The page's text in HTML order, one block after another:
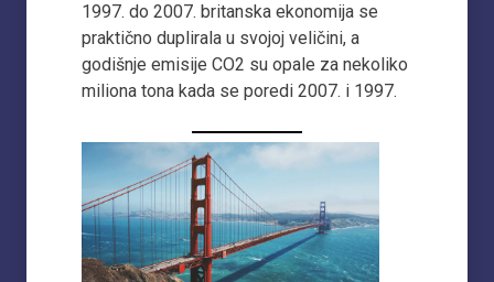
1997. do 2007. britanska ekonomija se
praktično duplirala u svojoj veličini, a
godišnje emisije CO2 su opale za nekoliko
miliona tona kada se poredi 2007. i 1997.